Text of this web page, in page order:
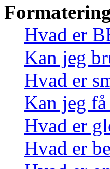
Hvad er
Kan jeg
Hvad er
Kan jeg
Hvad er
Hvad er